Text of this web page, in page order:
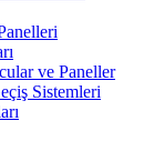
ve Paneller
Sistemleri